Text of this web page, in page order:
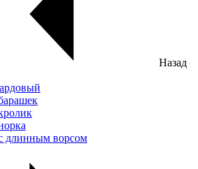
Назад
длинным ворсом